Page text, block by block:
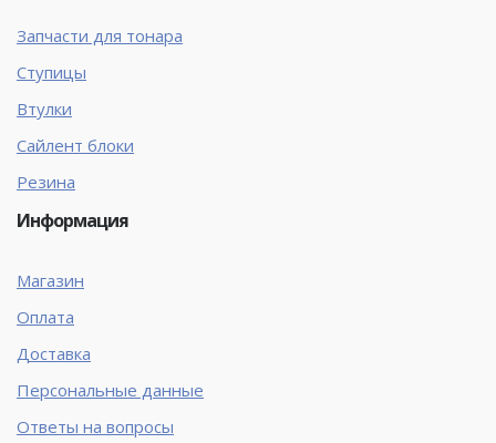
Запчасти для тонара
Ступицы
Втулки
Сайлент блоки
Резина
Информация
Магазин
Оплата
Доставка
Персональные данные
Ответы на вопросы